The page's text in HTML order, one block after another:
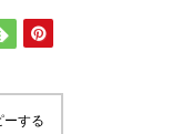
ーする